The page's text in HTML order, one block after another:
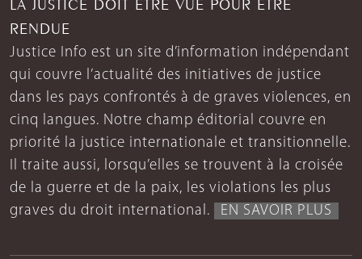
LA JUSTICE DOIT ÊTRE VUE POUR ÊTRE
RENDUE
Justice Info est un site d’information indépendant
qui couvre l’actualité des initiatives de justice
dans les pays confrontés à de graves violences, en
cinq langues. Notre champ éditorial couvre en
priorité la justice internationale et transitionnelle.
Il traite aussi, lorsqu’elles se trouvent à la croisée
de la guerre et de la paix, les violations les plus
graves du droit international.
EN SAVOIR PLUS